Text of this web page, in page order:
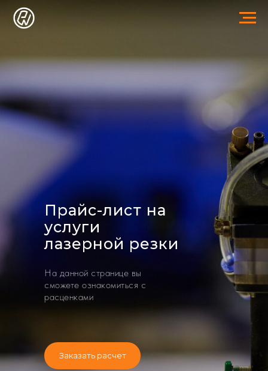
Прайс-лист на
услуги
лазерной резки
На данной странице вы
сможете ознакомиться с
расценками
Заказать расчет